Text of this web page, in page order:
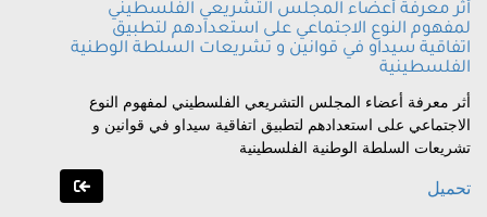
أثر معرفة أعضاء المجلس التشريعي الفلسطيني
لمفهوم النوع الاجتماعي على استعدادهم لتطبيق
اتفاقية سيداو في قوانين و تشريعات السلطة الوطنية
الفلسطينية
أثر معرفة أعضاء المجلس التشريعي الفلسطيني لمفهوم النوع
الاجتماعي على استعدادهم لتطبيق اتفاقية سيداو في قوانين و
تشريعات السلطة الوطنية الفلسطينية
تحميل